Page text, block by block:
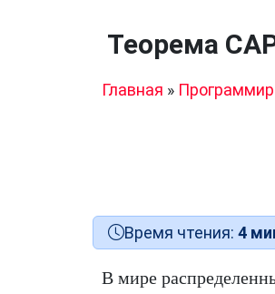
Теорема
Главная »
Время чтения: 4
В мире